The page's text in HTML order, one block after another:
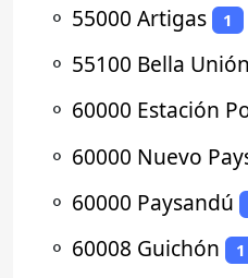
⚬ 55000 Artigas 1
⚬ 55100 Bella Unión
⚬ 60000 Estación
⚬ 60000 Nuevo
⚬ 60000 Paysandú
⚬ 60008 Guichón 1